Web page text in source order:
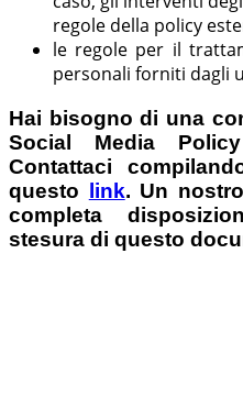
regole della policy
le regole per il
personali forniti dagli
Hai bisogno di una
Social Media
Contattaci
questo link. Un
completa
stesura di questo